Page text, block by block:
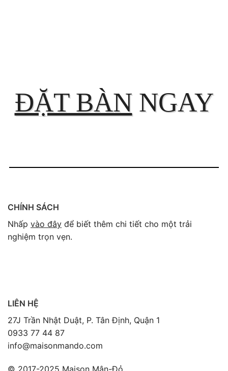
ĐẶT BÀNNGAY
CHÍNH SÁCH
Nhấp vào đây để biết thêm chi tiết cho một trải
nghiệm trọn vẹn.
LIÊN HỆ
27J Trần Nhật Duật, P. Tân Định, Quận 1
0933 77 44 87
info@maisonmando.com